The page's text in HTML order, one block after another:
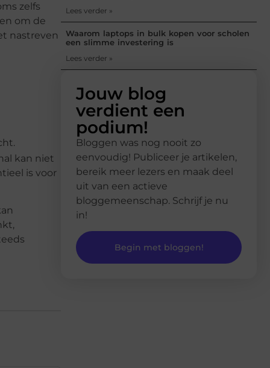
zelfs
om de
nastreven
kan niet
is voor
Lees verder »
Waarom laptops in bulk kopen voor scholen
een slimme investering is
Lees verder »
Jouw blog
verdient een
podium!
Bloggen was nog nooit zo
eenvoudig! Publiceer je artikelen,
bereik meer lezers en maak deel
uit van een actieve
bloggemeenschap. Schrijf je nu
in!
Begin met bloggen!